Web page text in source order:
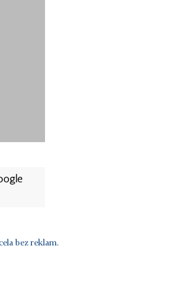
bez reklam.